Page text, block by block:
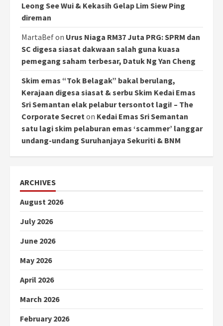
Leong See Wui & Kekasih Gelap Lim Siew Ping
direman
MartaBefon Urus Niaga RM37 Juta PRG: SPRM dan
SC digesa siasat dakwaan salah guna kuasa
pemegang saham terbesar, Datuk Ng Yan Cheng
Skim emas “Tok Belagak” bakal berulang,
Kerajaan digesa siasat & serbu Skim Kedai Emas
Sri Semantan elak pelabur tersontot lagi! – The
Corporate Secreton Kedai Emas Sri Semantan
satu lagi skim pelaburan emas ‘scammer’ langgar
undang-undang Suruhanjaya Sekuriti & BNM
ARCHIVES
August 2026
July 2026
June 2026
May 2026
April 2026
March 2026
February 2026